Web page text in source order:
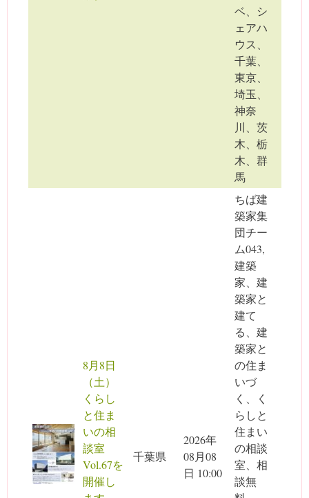
ベ、シ
ェアハ
ウス、
千葉、
東京、
埼玉、
神奈
川、茨
木、栃
木、群
馬
8月8日
（土）
くらし
と住ま
いの相
談室
Vol.67を
開催し
千葉県
2026年
08月08
日 10:00
ちば建
築家集
団チー
ム043,
建築
家、建
築家と
建て
る、建
築家と
の住ま
いづ
く、く
らしと
住まい
の相談
室、相
談無